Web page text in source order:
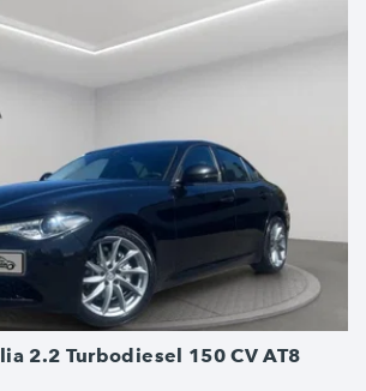
2.2 Turbodiesel 150 CV AT8